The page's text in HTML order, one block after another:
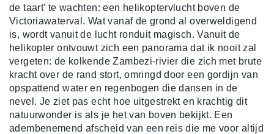
de taart’ te wachten: een helikoptervlucht boven de
Victoriawaterval. Wat vanaf de grond al overweldigend
is, wordt vanuit de lucht ronduit magisch. Vanuit de
helikopter ontvouwt zich een panorama dat ik nooit zal
vergeten: de kolkende Zambezi-rivier die zich met brute
kracht over de rand stort, omringd door een gordijn van
opspattend water en regenbogen die dansen in de
nevel. Je ziet pas echt hoe uitgestrekt en krachtig dit
natuurwonder is als je het van boven bekijkt. Een
adembenemend afscheid van een reis die me voor altijd